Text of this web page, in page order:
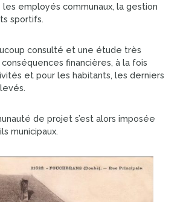
les employés communaux, la gestion
sportifs.
consulté et une étude très
financières, à la fois
et pour les habitants, les derniers
de projet s’est alors imposée
municipaux.